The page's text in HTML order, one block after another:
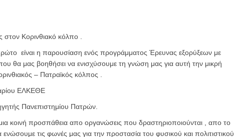
Κορινθιακό κόλπο .
είναι η παρουσίαση ενός προγράμματος Έρευνας εξορύξεων με
θα μας βοηθήσει να ενισχύσουμε τη γνώση μας για αυτή την μικρή
– Πατραϊκός κόλπος .
ΕΛΚΕΘΕ
Πανεπιστημίου Πατρών.
κοινή προσπάθεια απο οργανώσεις που δραστηριοποιούνται , απο το
τις φωνές μας για την προστασία του φυσικού και πολιτιστικού